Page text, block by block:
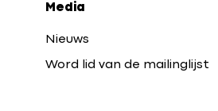
Media
Nieuws
Word lid van de mailinglijst